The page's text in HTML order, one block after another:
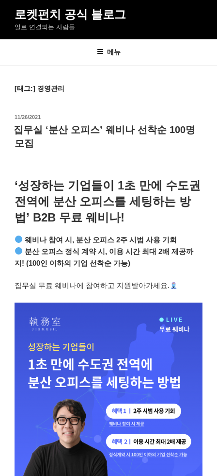
로
로켓펀치 공식 블로그
일로 연결되는 사람들
메뉴
[태그:] 경영관리
작
성
일
자
11/26/2021
집무실 ‘분산 오피스’ 웨비나 선착순 100명
모집
‘성장하는 기업들이 1초 만에 수도권
전역에 분산 오피스를 세팅하는 방
법’ B2B 무료 웨비나!
웨비나 참여 시, 분산 오피스 2주 시범 사용 기회
분산 오피스 정식 계약 시, 이용 시간 최대 2배 제공까
지! (100인 이하의 기업 선착순 가능)
집무실 무료 웨비나에 참여하고 지원받아가세요.